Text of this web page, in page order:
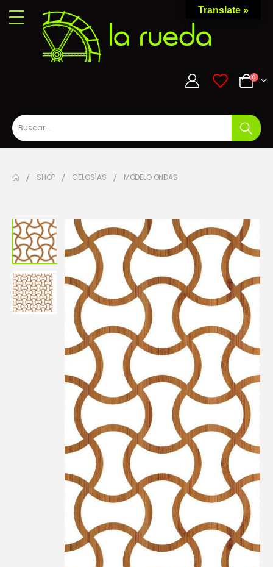
0 0
SHOP CELOSÍAS MODELO ONDAS
Translate »